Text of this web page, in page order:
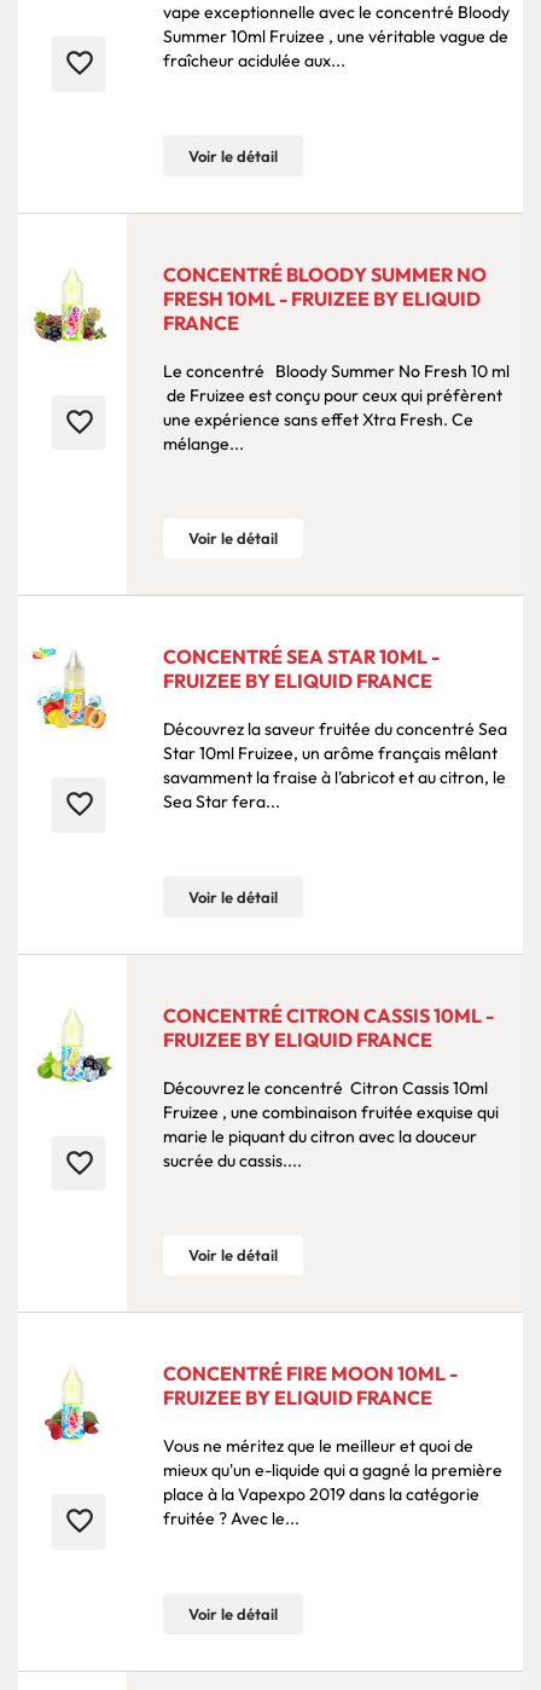
favorite_border
vape exceptionnelle avec le concentré Bloody
Summer 10ml Fruizee , une véritable vague de
fraîcheur acidulée aux...
Voir le détail
favorite_border
CONCENTRÉ BLOODY SUMMER NO
FRESH 10ML - FRUIZEE BY ELIQUID
FRANCE
Le concentré Bloody Summer No Fresh 10 ml
de Fruizee est conçu pour ceux qui préfèrent
une expérience sans effet Xtra Fresh. Ce
mélange...
Voir le détail
favorite_border
CONCENTRÉ SEA STAR 10ML -
FRUIZEE BY ELIQUID FRANCE
Découvrez la saveur fruitée du concentré Sea
Star 10ml Fruizee, un arôme français mêlant
savamment la fraise à l'abricot et au citron, le
Sea Star fera...
Voir le détail
favorite_border
CONCENTRÉ CITRON CASSIS 10ML -
FRUIZEE BY ELIQUID FRANCE
Découvrez le concentré Citron Cassis 10ml
Fruizee , une combinaison fruitée exquise qui
marie le piquant du citron avec la douceur
sucrée du cassis....
Voir le détail
favorite_border
CONCENTRÉ FIRE MOON 10ML -
FRUIZEE BY ELIQUID FRANCE
Vous ne méritez que le meilleur et quoi de
mieux qu'un e-liquide qui a gagné la première
place à la Vapexpo 2019 dans la catégorie
fruitée ? Avec le...
Voir le détail